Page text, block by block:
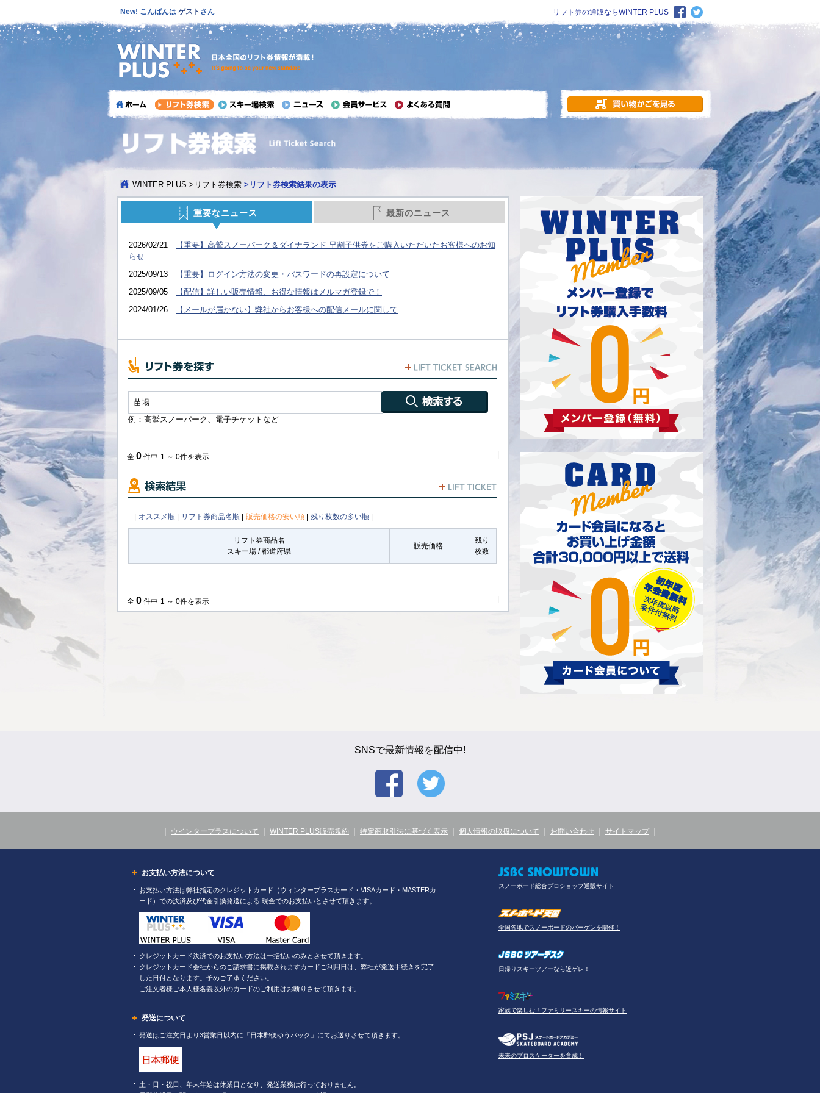
New! こんばんは ゲスト さん リフト券の通販ならWINTER PLUS
WINTER PLUS > リフト券検索 > リフト券検索結果の表示
重要なニュース 最新のニュース
2026/02/21
【重要】高鷲スノーパーク＆ダイナランド 早割子供券をご購入いただいたお客様へのお知
らせ
2025/09/13
【重要】ログイン方法の変更・パスワードの再設定について
2025/09/05
【配信】詳しい販売情報、お得な情報はメルマガ登録で！
2024/01/26
【メールが届かない】弊社からお客様への配信メールに関して
例：高鷲スノーパーク、電子チケットなど
全 0 件中 1 ～ 0件を表示
オススメ順 リフト券商品名順 販売価格の安い順 残り枚数の多い順
リフト券商品名
スキー場 / 都道府県
販売価格
残り
枚数
全 0 件中 1 ～ 0件を表示
SNSで最新情報を配信中!
ウインタープラスについて WINTER PLUS販売規約 特定商取引法に基づく表示 個人情報の取扱について お問い合わせ サイトマップ
スノーボード総合プロショップ通販サイト
全国各地でスノーボードのバーゲンを開催！
日帰りスキーツアーなら近ゲレ！
家族で楽しむ！ファミリースキーの情報サイト
未来のプロスケーターを育成！
お支払い方法について
お支払い方法は弊社指定のクレジットカード（ウィンタープラスカード・VISAカード・MASTERカ
ード）での決済及び代金引換発送による 現金でのお支払いとさせて頂きます。
クレジットカード決済でのお支払い方法は一括払いのみとさせて頂きます。
クレジットカード会社からのご請求書に掲載されますカードご利用日は、弊社が発送手続きを完了
した日付となります。予めご了承ください。
ご注文者様ご本人様名義以外のカードのご利用はお断りさせて頂きます。
発送について
発送はご注文日より3営業日以内に「日本郵便ゆうパック」にてお送りさせて頂きます。
土・日・祝日、年末年始は休業日となり、発送業務は行っておりません。